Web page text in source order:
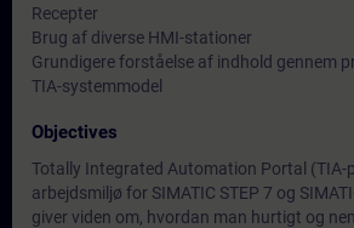
Recepter
Brug af diverse HMI-stationer
Grundigere forståelse af indhold gennem
TIA-systemmodel
Objectives
Totally Integrated Automation Portal (TIA-
arbejdsmiljø for SIMATIC STEP 7 og
giver viden om, hvordan man hurtigt og